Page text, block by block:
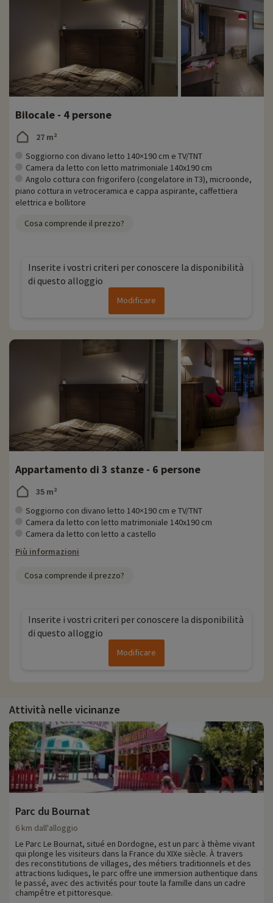
Bilocale - 4 persone
27 m²
Soggiorno con divano letto 140×190 cm e TV/TNT
Camera da letto con letto matrimoniale 140x190 cm
Angolo cottura con frigorifero (congelatore in T3), microonde,
piano cottura in vetroceramica e cappa aspirante, caffettiera
elettrica e bollitore
Cosa comprende il prezzo?
Inserite i vostri criteri per conoscere la disponibilità
di questo alloggio
Modificare
Appartamento di 3 stanze - 6 persone
35 m²
Soggiorno con divano letto 140×190 cm e TV/TNT
Camera da letto con letto matrimoniale 140x190 cm
Camera da letto con letto a castello
Più informazioni
Cosa comprende il prezzo?
Inserite i vostri criteri per conoscere la disponibilità
di questo alloggio
Modificare
Attività nelle vicinanze
Parc du Bournat
6 km dall'alloggio
Le Parc Le Bournat, situé en Dordogne, est un parc à thème vivant
qui plonge les visiteurs dans la France du XIXe siècle. À travers
des reconstitutions de villages, des métiers traditionnels et des
attractions ludiques, le parc offre une immersion authentique dans
le passé, avec des activités pour toute la famille dans un cadre
champêtre et pittoresque.